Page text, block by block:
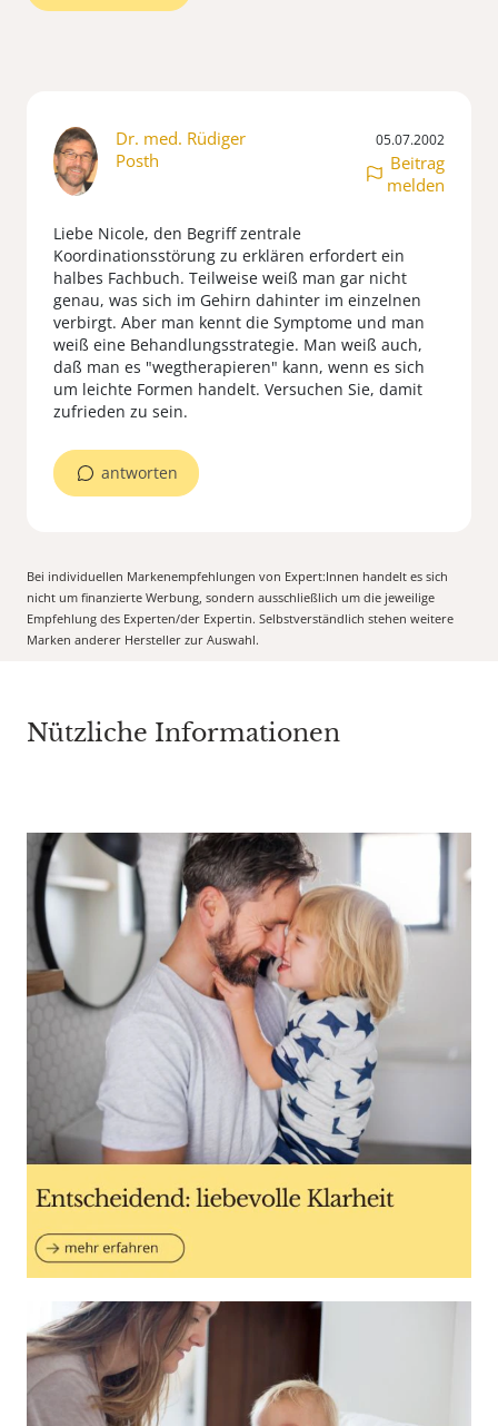
Dr. med. Rüdiger
Posth
05.07.2002
Beitrag
melden
Liebe Nicole, den Begriff zentrale
Koordinationsstörung zu erklären erfordert ein
halbes Fachbuch. Teilweise weiß man gar nicht
genau, was sich im Gehirn dahinter im einzelnen
verbirgt. Aber man kennt die Symptome und man
weiß eine Behandlungsstrategie. Man weiß auch,
daß man es "wegtherapieren" kann, wenn es sich
um leichte Formen handelt. Versuchen Sie, damit
zufrieden zu sein.
antworten
Bei individuellen Markenempfehlungen von Expert:Innen handelt es sich
nicht um finanzierte Werbung, sondern ausschließlich um die jeweilige
Empfehlung des Experten/der Expertin. Selbstverständlich stehen weitere
Marken anderer Hersteller zur Auswahl.
Nützliche Informationen